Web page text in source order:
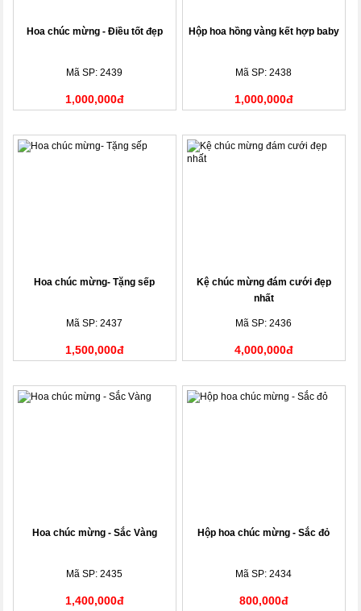
Hoa chúc mừng - Điều tốt đẹp
Mã SP: 2439
1,000,000đ
Hộp hoa hồng vàng kết hợp baby
Mã SP: 2438
1,000,000đ
Hoa chúc mừng- Tặng sếp
Mã SP: 2437
1,500,000đ
Kệ chúc mừng đám cưới đẹp
nhất
Mã SP: 2436
4,000,000đ
Hoa chúc mừng - Sắc Vàng
Mã SP: 2435
1,400,000đ
Hộp hoa chúc mừng - Sắc đỏ
Mã SP: 2434
800,000đ